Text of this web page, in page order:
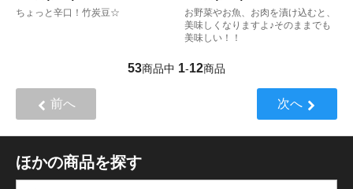
ちょっと辛口！竹炭豆☆
お野菜やお魚、お肉を漬け込むと、
美味しくなりますよ♪そのままでも
美味しい！！
53商品中 1-12商品
前へ 次へ
ほかの商品を探す